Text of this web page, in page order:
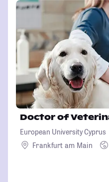
Doctor of
European University Cyprus
Frankfurt am Main